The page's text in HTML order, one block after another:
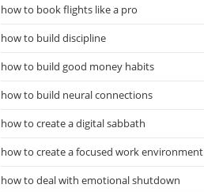
how to book flights like a pro
how to build discipline
how to build good money habits
how to build neural connections
how to create a digital sabbath
how to create a focused work environment
how to deal with emotional shutdown